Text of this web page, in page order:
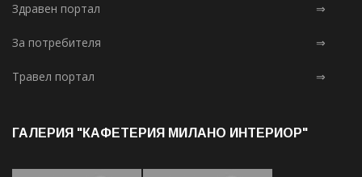
Здравен портал ⇒
За потребителя ⇒
Травел портал ⇒
ГАЛЕРИЯ "КАФЕТЕРИЯ МИЛАНО ИНТЕРИОР"